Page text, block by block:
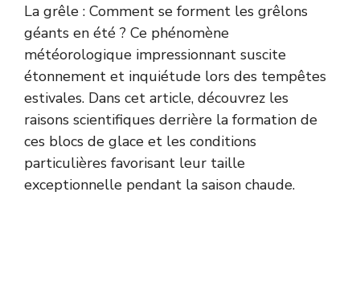
La grêle : Comment se forment les grêlons
géants en été ? Ce phénomène
météorologique impressionnant suscite
étonnement et inquiétude lors des tempêtes
estivales. Dans cet article, découvrez les
raisons scientifiques derrière la formation de
ces blocs de glace et les conditions
particulières favorisant leur taille
exceptionnelle pendant la saison chaude.